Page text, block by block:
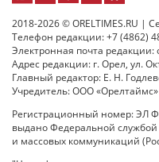
2018-2026 © ORELTIMES.RU |
Телефон редакции: +7 (4862)
Электронная почта редакции:
Адрес редакции: г. Орел, ул.
Главный редактор: Е. Н.
Учредитель: ООО «Орелтаймс»
Регистрационный номер: ЭЛ
выдано Федеральной службой
и массовых коммуникаций